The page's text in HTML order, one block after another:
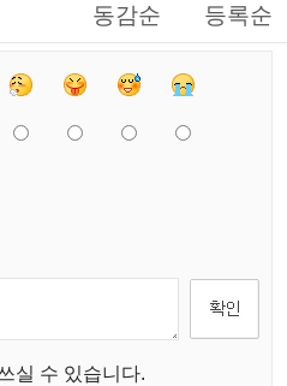
동감순 등록순
실 수 있습니다.